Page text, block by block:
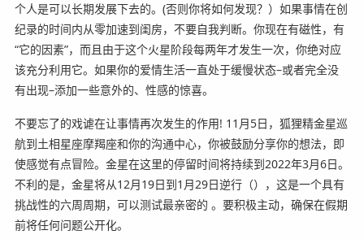
个人是可以长期发展下去的。(否则你将如何发现？）如果事情在创
纪录的时间内从零加速到闺房，不要自我判断。你现在有磁性，有
“它的因素”，而且由于这个火星阶段每两年才发生一次，你绝对应
该充分利用它。如果你的爱情生活一直处于缓慢状态–或者完全没
有出现–添加一些意外的、性感的惊喜。
不要忘了的戏谑在让事情再次发生的作用! 11月5日，狐狸精金星巡
航到土相星座摩羯座和你的沟通中心，你被鼓励分享你的想法，即
使感觉有点冒险。金星在这里的停留时间将持续到2022年3月6日。
不利的是，金星将从12月19日到1月29日逆行（），这是一个具有
挑战性的六周周期，可以测试最亲密的 。要积极主动，确保在假期
前将任何问题公开化。